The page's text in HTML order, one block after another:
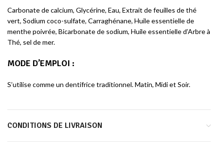
Carbonate de calcium, Glycérine, Eau, Extrait de feuilles de thé
vert, Sodium coco-sulfate, Carraghénane, Huile essentielle de
menthe poivrée, Bicarbonate de sodium, Huile essentielle d’Arbre à
Thé, sel de mer.
MODE D’EMPLOI :
S’utilise comme un dentifrice traditionnel. Matin, Midi et Soir.
CONDITIONS DE LIVRAISON